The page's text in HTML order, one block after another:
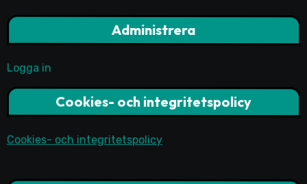
Administrera
Logga in
Cookies- och integritetspolicy
Cookies- och integritetspolicy